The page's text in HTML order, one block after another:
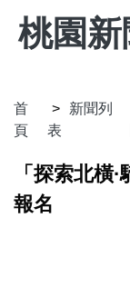
桃園新
首
頁
新聞列
表
「探索北橫
報名